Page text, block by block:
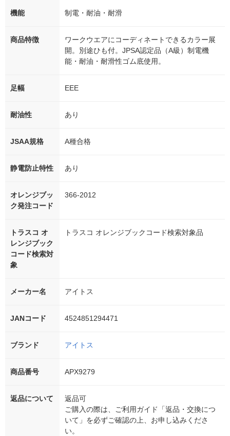
機能 制電・耐油・耐滑
商品特徴
ワークウエアにコーディネートできるカラー展
開。別途ひも付。JPSA認定品（A級）制電機
能・耐油・耐滑性ゴム底使用。
足幅 EEE
耐油性 あり
JSAA規格 A種合格
静電防止特性 あり
オレンジブッ
ク発注コード
366-2012
トラスコ オ
レンジブック
コード検索対
象
トラスコ オレンジブックコード検索対象品
メーカー名 アイトス
JANコード 4524851294471
ブランド アイトス
商品番号 APX9279
返品について
返品可
ご購入の際は、ご利用ガイド「返品・交換につ
いて」を必ずご確認の上、お申し込みくださ
い。